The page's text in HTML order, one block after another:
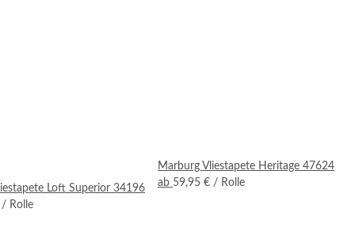
Loft Superior 34196
/ Rolle
Marburg Vliestapete Heritage 47624
ab 59,95 € / Rolle